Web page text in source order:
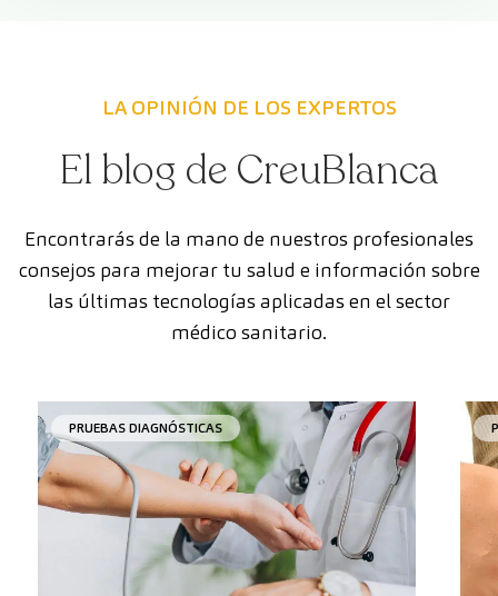
LA OPINIÓN DE LOS EXPERTOS
El blog de CreuBlanca
Encontrarás de la mano de nuestros profesionales
consejos para mejorar tu salud e información sobre
las últimas tecnologías aplicadas en el sector
médico sanitario.
PRUEBAS DIAGNÓSTICAS